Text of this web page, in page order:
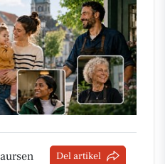
Del artikel